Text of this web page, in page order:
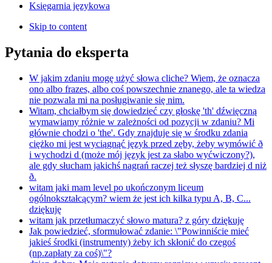
Księgarnia językowa
Skip to content
Pytania do eksperta
W jakim zdaniu mogę użyć słowa cliche? Wiem, że oznacza
ono albo frazes, albo coś powszechnie znanego, ale ta wiedza
nie pozwala mi na posługiwanie się nim.
Witam, chciałbym się dowiedzieć czy głoskę 'th' dźwięczną
wymawiamy różnie w zależności od pozycji w zdaniu? Mi
głównie chodzi o 'the'. Gdy znajduje się w środku zdania
ciężko mi jest wyciągnąć język przed zęby, żeby wymówić ð
i wychodzi d (może mój język jest za słabo wyćwiczony?),
ale gdy słucham jakichś nagrań raczej też słyszę bardziej d niż
ð.
witam jaki mam level po ukończonym liceum
ogólnokształcącym? wiem że jest ich kilka typu A, B, C...
dziękuję
witam jak przetłumaczyć słowo matura? z góry dziękuję
Jak powiedzieć, sformułować zdanie: \"Powinniście mieć
jakieś środki (instrumenty) żeby ich skłonić do czegoś
(np.zapłaty za coś)\"?